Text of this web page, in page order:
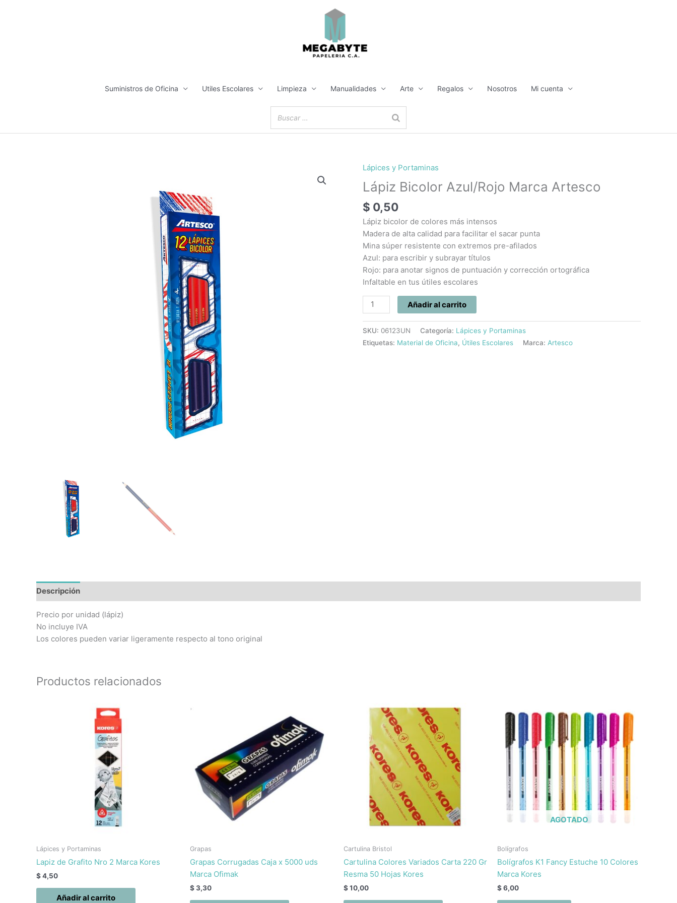
Suministros de Oficina Utiles Escolares Limpieza Manualidades Arte Regalos Nosotros Mi cuenta
Lápices y Portaminas
Lápiz Bicolor Azul/Rojo Marca Artesco
$ 0,50
Lápiz bicolor de colores más intensos
Madera de alta calidad para facilitar el sacar punta
Mina súper resistente con extremos pre-afilados
Azul: para escribir y subrayar títulos
Rojo: para anotar signos de puntuación y corrección ortográfica
Infaltable en tus útiles escolares
Lápiz
Bicolor
Azul/Rojo
Marca
Artesco
cantidad
Añadir al carrito
SKU: 06123UN Categoría: Lápices y Portaminas
Etiquetas: Material de Oficina, Útiles Escolares Marca: Artesco
Descripción
Precio por unidad (lápiz)
No incluye IVA
Los colores pueden variar ligeramente respecto al tono original
Productos relacionados
Lápices y Portaminas
Lapiz de Grafito Nro 2 Marca Kores
$4,50
Añadir al carrito
Grapas
Grapas Corrugadas Caja x 5000 uds
Marca Ofimak
$3,30
Cartulina Bristol
Cartulina Colores Variados Carta 220 Gr
Resma 50 Hojas Kores
$10,00
AGOTADO
Bolígrafos
Bolígrafos K1 Fancy Estuche 10 Colores
Marca Kores
$6,00